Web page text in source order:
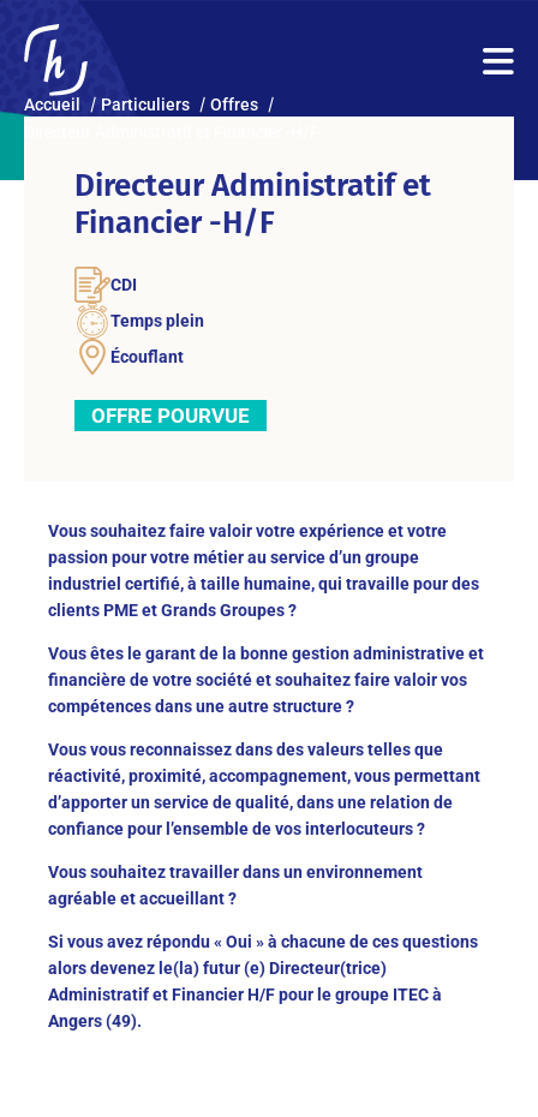
Accueil Particuliers
Offres
Directeur Administratif et
Financier -H/F
CDI
Temps plein
Écouflant
OFFRE POURVUE
Vous souhaitez faire valoir votre expérience et votre
passion pour votre métier au service d’un groupe
industriel certifié, à taille humaine, qui travaille pour des
clients PME et Grands Groupes ?
Vous êtes le garant de la bonne gestion administrative et
financière de votre société et souhaitez faire valoir vos
compétences dans une autre structure ?
Vous vous reconnaissez dans des valeurs telles que
réactivité, proximité, accompagnement, vous permettant
d’apporter un service de qualité, dans une relation de
confiance pour l’ensemble de vos interlocuteurs ?
Vous souhaitez travailler dans un environnement
agréable et accueillant ?
Si vous avez répondu « Oui » à chacune de ces questions
alors devenez le(la) futur (e) Directeur(trice)
Administratif et Financier H/F pour le groupe ITEC à
Angers (49).